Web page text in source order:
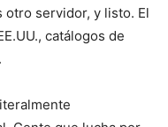
otro servidor, y listo. El
catálogos de